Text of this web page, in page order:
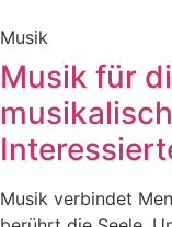
Musik
Musik für
Musik verbindet